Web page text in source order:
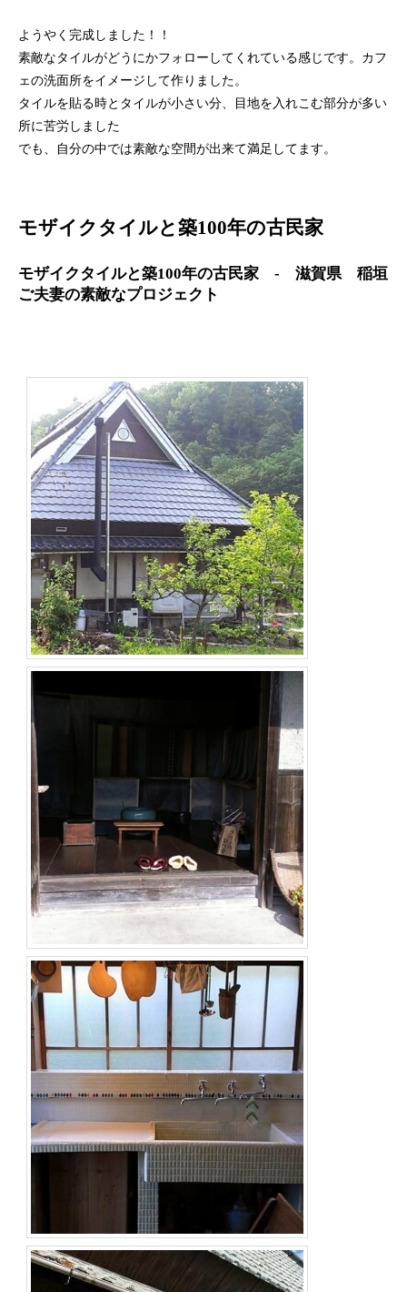
ようやく完成しました！！
素敵なタイルがどうにかフォローしてくれている感じです。カフ
ェの洗面所をイメージして作りました。
タイルを貼る時とタイルが小さい分、目地を入れこむ部分が多い
所に苦労しました
でも、自分の中では素敵な空間が出来て満足してます。
モザイクタイルと築100年の古民家
モザイクタイルと築100年の古民家 - 滋賀県 稲垣
ご夫妻の素敵なプロジェクト